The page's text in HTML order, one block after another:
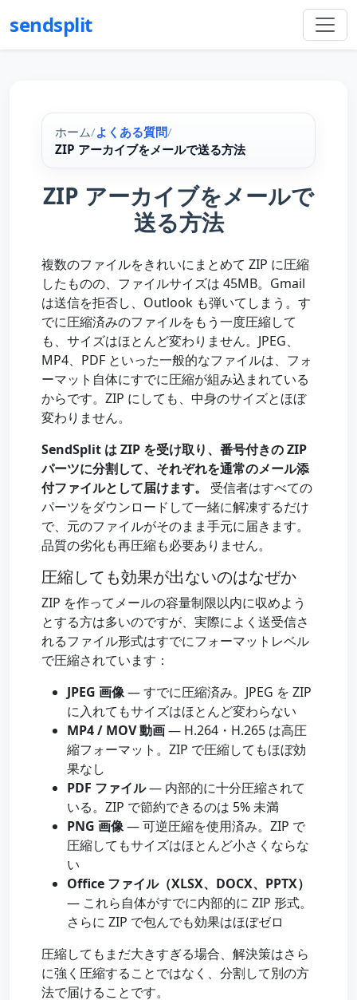
sendsplit
ホーム/よくある質問/
ZIP アーカイブをメールで送る方法
ZIP アーカイブをメールで
送る方法
複数のファイルをきれいにまとめて ZIP に圧縮
したものの、ファイルサイズは 45MB。Gmail
は送信を拒否し、Outlook も弾いてしまう。す
でに圧縮済みのファイルをもう一度圧縮して
も、サイズはほとんど変わりません。JPEG、
MP4、PDF といった一般的なファイルは、フォ
ーマット自体にすでに圧縮が組み込まれている
からです。ZIP にしても、中身のサイズとほぼ
変わりません。
SendSplit は ZIP を受け取り、番号付きの ZIP
パーツに分割して、それぞれを通常のメール添
付ファイルとして届けます。
受信者はすべての
パーツをダウンロードして一緒に解凍するだけ
で、元のファイルがそのまま手元に届きます。
品質の劣化も再圧縮も必要ありません。
圧縮しても効果が出ないのはなぜか
ZIP を作ってメールの容量制限以内に収めよう
とする方は多いのですが、実際によく送受信さ
れるファイル形式はすでにフォーマットレベル
で圧縮されています：
JPEG 画像— すでに圧縮済み。JPEG を ZIP
に入れてもサイズはほとんど変わらない
MP4 / MOV 動画— H.264・H.265 は高圧
縮フォーマット。ZIP で圧縮してもほぼ効
果なし
PDF ファイル— 内部的に十分圧縮されて
いる。ZIP で節約できるのは 5% 未満
PNG 画像— 可逆圧縮を使用済み。ZIP で
圧縮してもサイズはほとんど小さくならな
い
Office ファイル（XLSX、DOCX、PPTX）
— これら自体がすでに内部的に ZIP 形式。
さらに ZIP で包んでも効果はほぼゼロ
圧縮してもまだ大きすぎる場合、解決策はさら
に強く圧縮することではなく、分割して別の方
法で届けることです。